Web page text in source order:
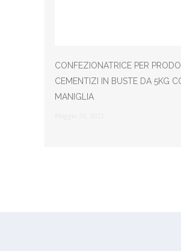
CONFEZIONATRICE PER
CEMENTIZI IN BUSTE DA 5KG
MANIGLIA